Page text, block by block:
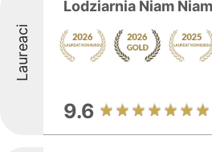
Laureaci
Lodziarnia Niam Niam
9.6